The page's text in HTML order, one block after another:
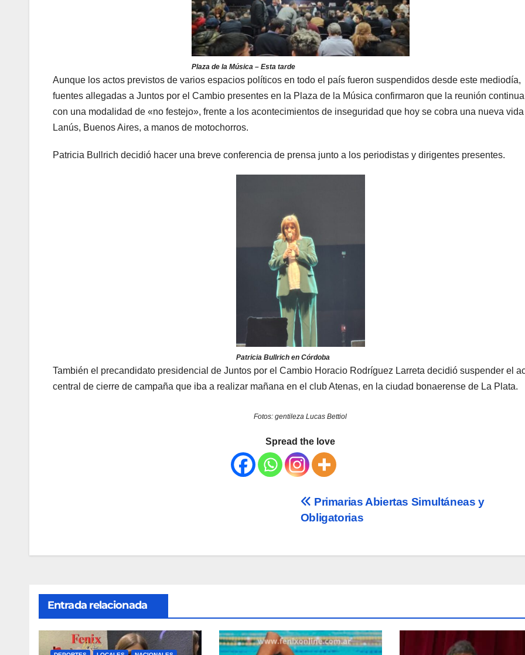
Plaza de la Música – Esta tarde
Aunque los actos previstos de varios espacios políticos en todo el país fueron suspendidos desde este mediodía,
fuentes allegadas a Juntos por el Cambio presentes en la Plaza de la Música confirmaron que la reunión
con una modalidad de «no festejo», frente a los acontecimientos de inseguridad que hoy se cobra una nueva
Lanús, Buenos Aires, a manos de motochorros.
Patricia Bullrich decidió hacer una breve conferencia de prensa junto a los periodistas y dirigentes presentes.
Patricia Bullrich en Córdoba
También el precandidato presidencial de Juntos por el Cambio Horacio Rodríguez Larreta decidió suspender el
central de cierre de campaña que iba a realizar mañana en el club Atenas, en la ciudad bonaerense de La Plata.
Fotos: gentileza Lucas Bettiol
Spread the love
entradas
Primarias Abiertas Simultáneas y
Obligatorias
Entrada relacionada